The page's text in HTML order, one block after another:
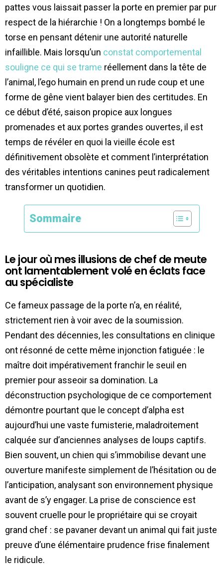
pattes vous laissait passer la porte en premier par pur
respect de la hiérarchie ! On a longtemps bombé le
torse en pensant détenir une autorité naturelle
infaillible. Mais lorsqu’un constat comportemental
souligne ce qui se trame réellement dans la tête de
l’animal, l’ego humain en prend un rude coup et une
forme de gêne vient balayer bien des certitudes. En
ce début d’été, saison propice aux longues
promenades et aux portes grandes ouvertes, il est
temps de révéler en quoi la vieille école est
définitivement obsolète et comment l’interprétation
des véritables intentions canines peut radicalement
transformer un quotidien.
Sommaire
Le jour où mes illusions de chef de meute
ont lamentablement volé en éclats face
au spécialiste
Ce fameux passage de la porte n’a, en réalité,
strictement rien à voir avec de la soumission.
Pendant des décennies, les consultations en clinique
ont résonné de cette même injonction fatiguée : le
maître doit impérativement franchir le seuil en
premier pour asseoir sa domination. La
déconstruction psychologique de ce comportement
démontre pourtant que le concept d’alpha est
aujourd’hui une vaste fumisterie, maladroitement
calquée sur d’anciennes analyses de loups captifs.
Bien souvent, un chien qui s’immobilise devant une
ouverture manifeste simplement de l’hésitation ou de
l’anticipation, analysant son environnement physique
avant de s’y engager. La prise de conscience est
souvent cruelle pour le propriétaire qui se croyait
grand chef : se pavaner devant un animal qui fait juste
preuve d’une élémentaire prudence frise finalement
le ridicule.